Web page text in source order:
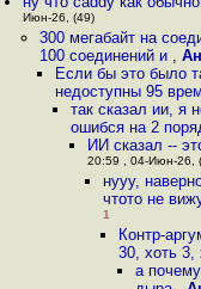
Июн-26, (49)
300 мегабайт на
100 соединений и ,
Если бы это было
недоступны 95
так сказал ии, я
ошибся на 2
ИИ сказал --
20:59 , 04-Июн-26,
нууу,
чтото не
1
Контр-
30, хоть 3,
а